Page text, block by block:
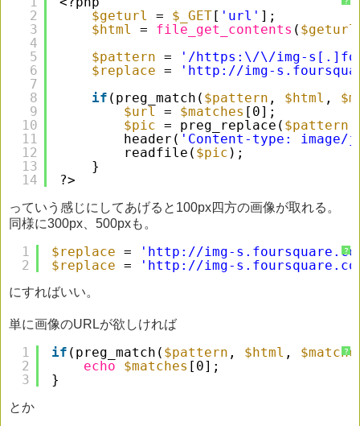
2
3
4
5
6
7
8
9
10
11
12
13
14
$geturl
= $_GET[ 'url' ];
$html
= file_get_contents ( $geturl
$pattern =
'/https:\/\/img-
$replace = ' http://img-
if (preg_match( $pattern , $html ,
$url
= $matches [0];
$pic = preg_replace( $pattern
header( 'Content-type: image/
readfile( $pic );
}
?>
っていう感じにしてあげると100px四方の画像が取れる。
同様に300px、500pxも。
?
1
2
$replace = ' http://img-
$replace = ' http://img-
にすればいい。
単に画像のURLが欲しければ
?
1
2
3
if (preg_match( $pattern , $html ,
echo
$matches [0];
}
とか